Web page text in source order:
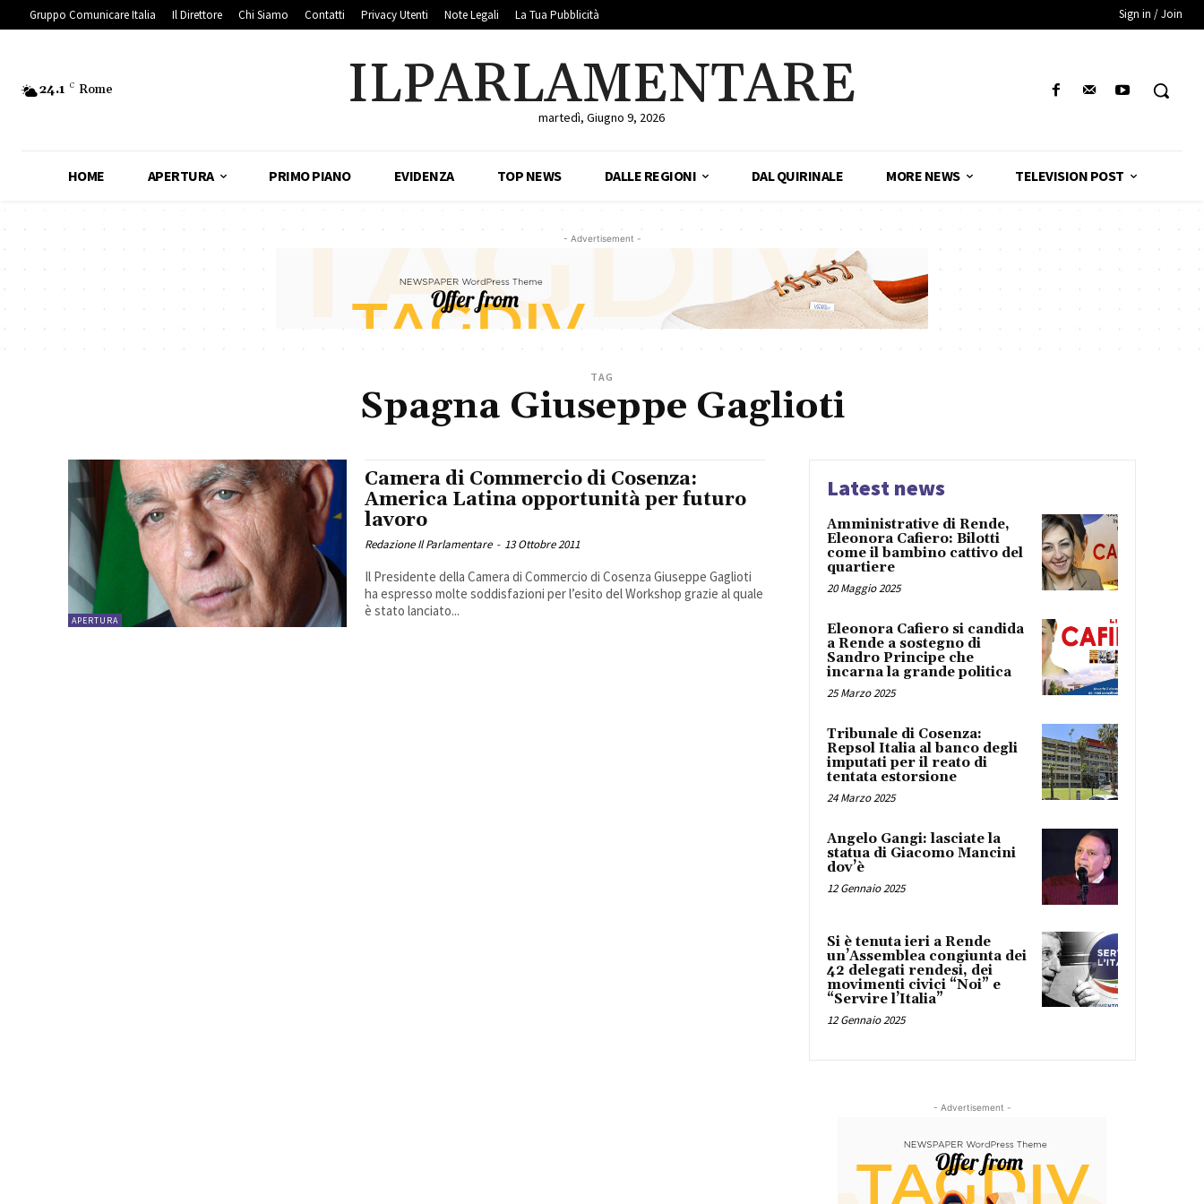
Gruppo Comunicare Italia Il Direttore Chi Siamo Contatti Privacy Utenti Note Legali La Tua Pubblicità Sign in / Join
24.1 C Rome ILPARLAMENTARE
martedì, Giugno 9, 2026
HOME APERTURA PRIMO PIANO EVIDENZA TOP NEWS DALLE REGIONI DAL QUIRINALE MORE NEWS TELEVISION POST
- Advertisement -
TAG
Spagna Giuseppe Gaglioti
APERTURA
Camera di Commercio di Cosenza:
America Latina opportunità per futuro
lavoro
Redazione Il Parlamentare - 13 Ottobre 2011
Il Presidente della Camera di Commercio di Cosenza Giuseppe Gaglioti
ha espresso molte soddisfazioni per l’esito del Workshop grazie al quale
è stato lanciato...
Latest news
Amministrative di Rende,
Eleonora Cafiero: Bilotti
come il bambino cattivo del
quartiere
20 Maggio 2025
Eleonora Cafiero si candida
a Rende a sostegno di
Sandro Principe che
incarna la grande politica
25 Marzo 2025
Tribunale di Cosenza:
Repsol Italia al banco degli
imputati per il reato di
tentata estorsione
24 Marzo 2025
Angelo Gangi: lasciate la
statua di Giacomo Mancini
dov’è
12 Gennaio 2025
Si è tenuta ieri a Rende
un’Assemblea congiunta dei
42 delegati rendesi, dei
movimenti civici “Noi” e
“Servire l’Italia”
12 Gennaio 2025
- Advertisement -